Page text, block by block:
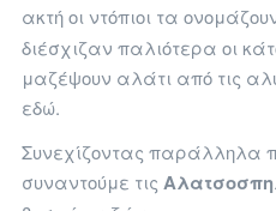
ακτή οι ντόπιοι τα
διέσχιζαν παλιότερα οι
μαζέψουν αλάτι από τις
εδώ.
Συνεχίζοντας παράλληλα
συναντούμε τις